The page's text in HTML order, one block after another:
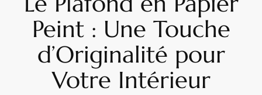
Peint : Une Touche
d’Originalité pour
Votre Intérieur